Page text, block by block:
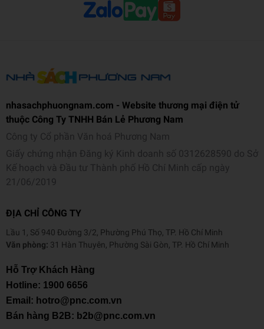
nhasachphuongnam.com - Website thương mại điện tử
thuộc Công Ty TNHH Bán Lẻ Phương Nam
Công ty Cổ phần Văn hoá Phương Nam
Giấy chứng nhận Đăng ký Kinh doanh số 0312628590 do Sở
Kế hoạch và Đầu tư Thành phố Hồ Chí Minh cấp ngày
21/06/2019
ĐỊA CHỈ CÔNG TY
Lầu 1, Số 940 Đường 3/2, Phường Phú Thọ, TP. Hồ Chí Minh
Văn phòng: 31 Hàn Thuyên, Phường Sài Gòn, TP. Hồ Chí Minh
Hỗ Trợ Khách Hàng
Hotline: 1900 6656
Email: hotro@pnc.com.vn
Bán hàng B2B: b2b@pnc.com.vn